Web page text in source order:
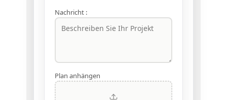
Nachricht :
Plan anhängen